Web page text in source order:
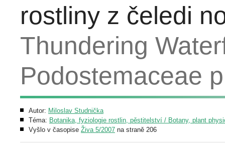
rostliny z čeledi
Thundering
Podostemaceae
Autor: Miloslav Studnička
Téma: Botanika, fyziologie rostlin, pěstitelství / Botany, plant
Vyšlo v časopise Živa 5/2007 na straně 206